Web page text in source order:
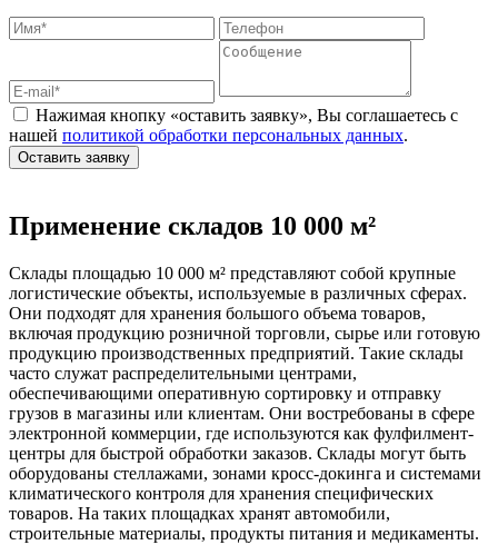
Нажимая кнопку «оставить заявку», Вы соглашаетесь с
нашей политикой обработки персональных данных.
Оставить заявку
Применение складов 10 000 м²
Склады площадью 10 000 м² представляют собой крупные
логистические объекты, используемые в различных сферах.
Они подходят для хранения большого объема товаров,
включая продукцию розничной торговли, сырье или готовую
продукцию производственных предприятий. Такие склады
часто служат распределительными центрами,
обеспечивающими оперативную сортировку и отправку
грузов в магазины или клиентам. Они востребованы в сфере
электронной коммерции, где используются как фулфилмент-
центры для быстрой обработки заказов. Склады могут быть
оборудованы стеллажами, зонами кросс-докинга и системами
климатического контроля для хранения специфических
товаров. На таких площадках хранят автомобили,
строительные материалы, продукты питания и медикаменты.